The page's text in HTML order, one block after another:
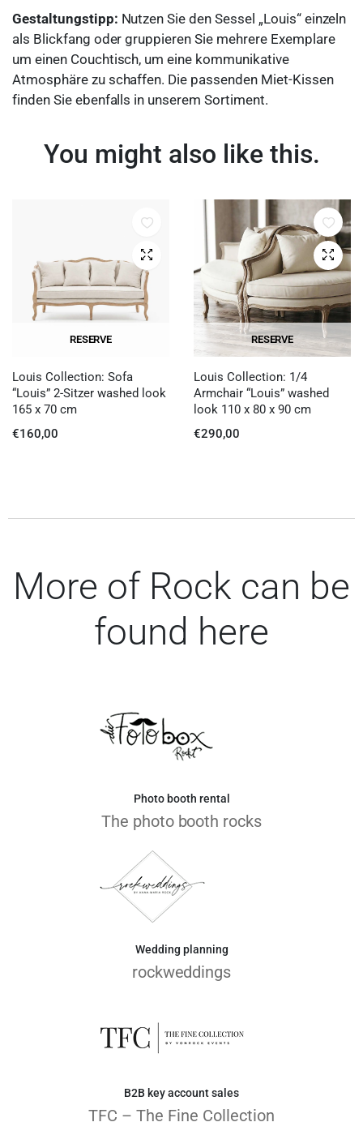
Gestaltungstipp: Nutzen Sie den Sessel „Louis“ einzeln
als Blickfang oder gruppieren Sie mehrere Exemplare
um einen Couchtisch, um eine kommunikative
Atmosphäre zu schaffen. Die passenden Miet-Kissen
finden Sie ebenfalls in unserem Sortiment.
You might also like this.
Quick View
RESERVE
Louis Collection: Sofa
“Louis” 2-Sitzer washed look
165 x 70 cm
€160,00
Quick
RESERVE
Louis Collection: 1/4
Armchair “Louis” washed
look 110 x 80 x 90 cm
€290,00
More of Rock can be
found here
Photo booth rental
The photo booth rocks
Wedding planning
rockweddings
B2B key account sales
TFC – The Fine Collection